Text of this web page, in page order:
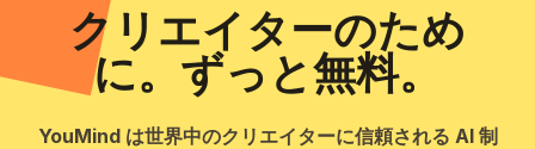
クリエイターのため
に。ずっと無料。
YouMind は世界中のクリエイターに信頼される AI 制